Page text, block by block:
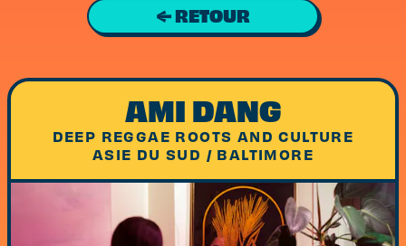
← RETOUR
AMI DANG
DEEP REGGAE ROOTS AND CULTURE
ASIE DU SUD / BALTIMORE